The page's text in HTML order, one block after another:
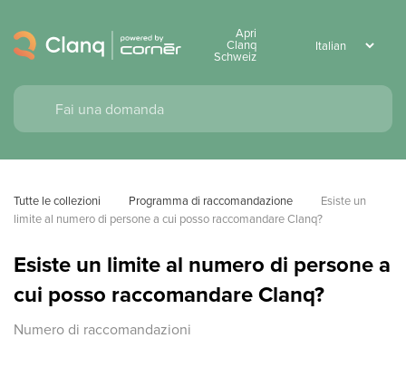
Apri
Clanq
Schweiz
Tutte le collezioni Programma di raccomandazione
Esiste un
limite al numero di persone a cui posso raccomandare Clanq?
Esiste un limite al numero di persone a
cui posso raccomandare Clanq?
Numero di raccomandazioni